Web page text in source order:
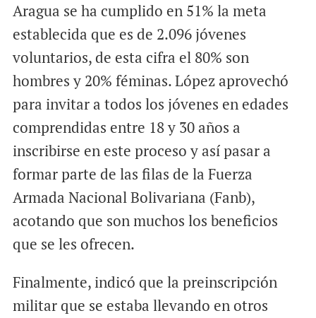
Aragua se ha cumplido en 51% la meta
establecida que es de 2.096 jóvenes
voluntarios, de esta cifra el 80% son
hombres y 20% féminas. López aprovechó
para invitar a todos los jóvenes en edades
comprendidas entre 18 y 30 años a
inscribirse en este proceso y así pasar a
formar parte de las filas de la Fuerza
Armada Nacional Bolivariana (Fanb),
acotando que son muchos los beneficios
que se les ofrecen.
Finalmente, indicó que la preinscripción
militar que se estaba llevando en otros